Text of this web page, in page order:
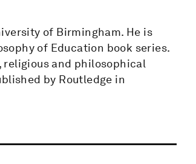
of Birmingham. He is
of Education book series.
and philosophical
by Routledge in